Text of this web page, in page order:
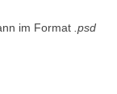
im Format .psd